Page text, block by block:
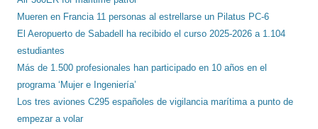
Mueren en Francia 11 personas al estrellarse un Pilatus PC-6
El Aeropuerto de Sabadell ha recibido el curso 2025-2026 a 1.104
estudiantes
Más de 1.500 profesionales han participado en 10 años en el
programa ‘Mujer e Ingeniería’
Los tres aviones C295 españoles de vigilancia marítima a punto de
empezar a volar